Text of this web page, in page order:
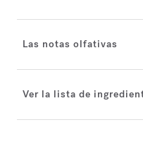
Las notas olfativas
Ver la lista de